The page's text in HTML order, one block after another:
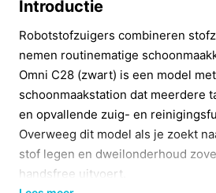
Introductie
Robotstofzuigers combineren
nemen routinematige
Omni C28 (zwart) is een model
schoonmaakstation dat meerdere
en opvallende zuig- en
Overweeg dit model als je zoekt
stof legen en dweilonderhoud
handsfree uitvoert.